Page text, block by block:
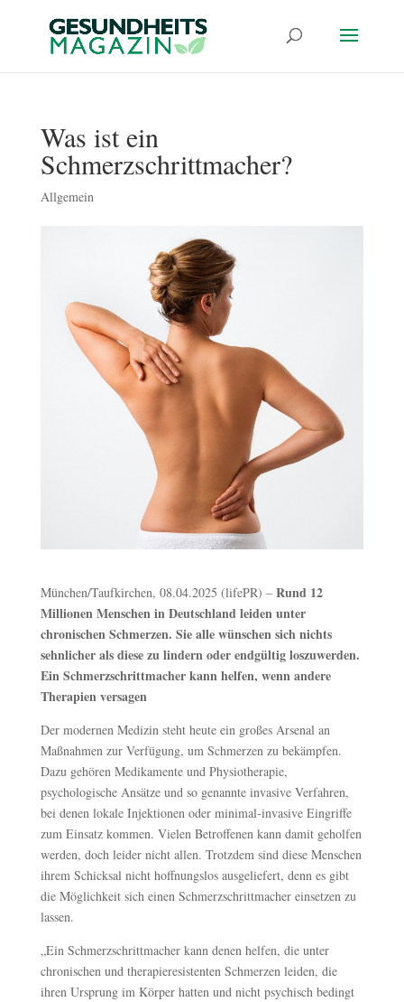
Was ist ein
Schmerzschrittmacher?
Allgemein
München/Taufkirchen, 08.04.2025 (lifePR) – Rund 12
Millionen Menschen in Deutschland leiden unter
chronischen Schmerzen. Sie alle wünschen sich nichts
sehnlicher als diese zu lindern oder endgültig loszuwerden.
Ein Schmerzschrittmacher kann helfen, wenn andere
Therapien versagen
Der modernen Medizin steht heute ein großes Arsenal an
Maßnahmen zur Verfügung, um Schmerzen zu bekämpfen.
Dazu gehören Medikamente und Physiotherapie,
psychologische Ansätze und so genannte invasive Verfahren,
bei denen lokale Injektionen oder minimal-invasive Eingriffe
zum Einsatz kommen. Vielen Betroffenen kann damit geholfen
werden, doch leider nicht allen. Trotzdem sind diese Menschen
ihrem Schicksal nicht hoffnungslos ausgeliefert, denn es gibt
die Möglichkeit sich einen Schmerzschrittmacher einsetzen zu
lassen.
„Ein Schmerzschrittmacher kann denen helfen, die unter
chronischen und therapieresistenten Schmerzen leiden, die
ihren Ursprung im Körper hatten und nicht psychisch bedingt